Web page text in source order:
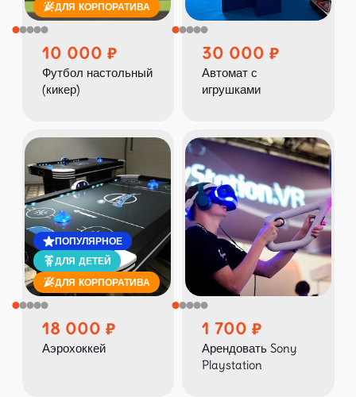
ДЛЯ КОРПОРАТИВА
10 000
Футбол настольный
(кикер)
30 000
Автомат с
игрушками
ПОПУЛЯРНОЕ
ДЛЯ ДЕТЕЙ
ДЛЯ КОРПОРАТИВА
18 000
Аэрохоккей
1 700
Арендовать Sony
Playstation